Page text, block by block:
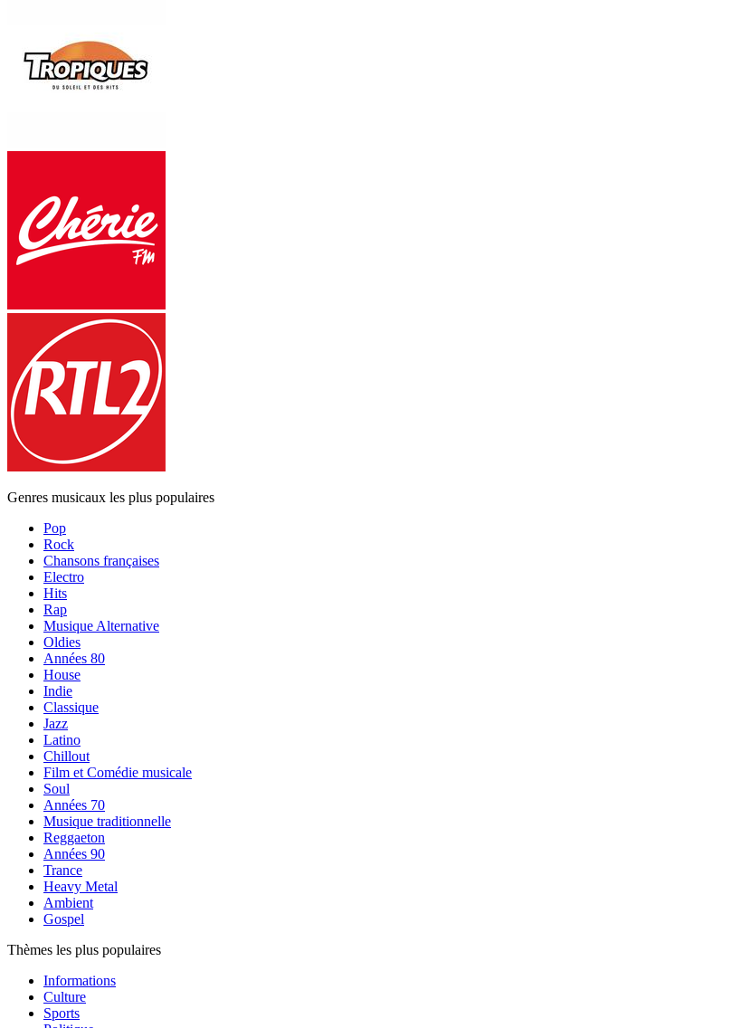
Genres musicaux les plus populaires
Pop
Rock
Chansons françaises
Electro
Hits
Rap
Musique Alternative
Oldies
Années 80
House
Indie
Classique
Jazz
Latino
Chillout
Film et Comédie musicale
Soul
Années 70
Musique traditionnelle
Reggaeton
Années 90
Trance
Heavy Metal
Ambient
Gospel
Thèmes les plus populaires
Informations
Culture
Sports